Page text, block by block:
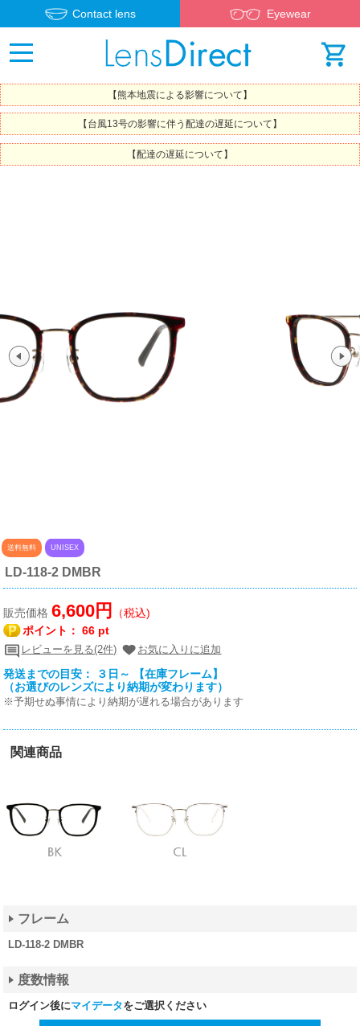
Contact lens Eyewear
【熊本地震による影響について】
【台風13号の影響に伴う配達の遅延について】
【配達の遅延について】
送料無料 UNISEX
LD-118-2 DMBR
販売価格6,600円
（税込)
ポイント：66 pt
レビューを見る(2件) お気に入りに追加
発送までの目安： ３日～ 【在庫フレーム】
（お選びのレンズにより納期が変わります）
※予期せぬ事情により納期が遅れる場合があります
関連商品
フレーム
LD-118-2 DMBR
度数情報
ログイン後にマイデータをご選択ください